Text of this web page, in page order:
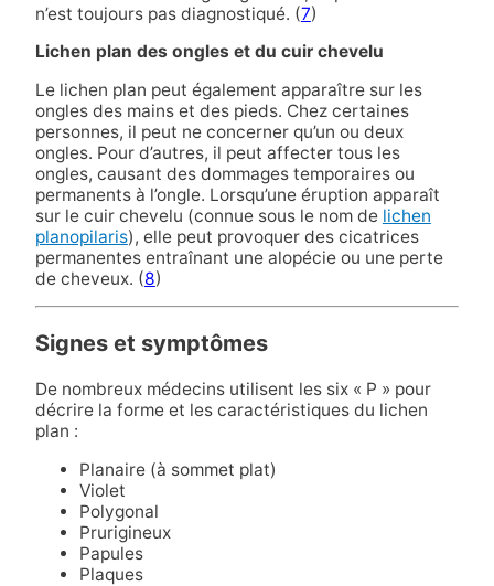
n’est toujours pas diagnostiqué. (7)
Lichen plan des ongles et du cuir chevelu
Le lichen plan peut également apparaître sur les
ongles des mains et des pieds. Chez certaines
personnes, il peut ne concerner qu’un ou deux
ongles. Pour d’autres, il peut affecter tous les
ongles, causant des dommages temporaires ou
permanents à l’ongle. Lorsqu’une éruption apparaît
sur le cuir chevelu (connue sous le nom de lichen
planopilaris), elle peut provoquer des cicatrices
permanentes entraînant une alopécie ou une perte
de cheveux. (8)
Signes et symptômes
De nombreux médecins utilisent les six « P » pour
décrire la forme et les caractéristiques du lichen
plan :
Planaire (à sommet plat)
Violet
Polygonal
Prurigineux
Papules
Plaques